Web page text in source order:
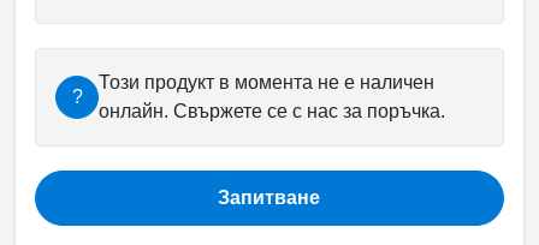
?
Този продукт в момента не е наличен
онлайн. Свържете се с нас за поръчка.
Запитване